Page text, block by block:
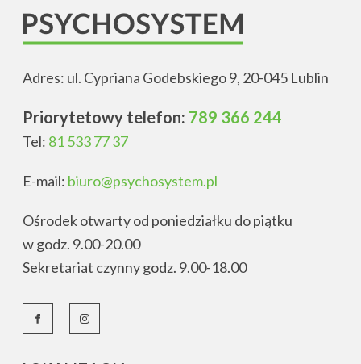
Adres: ul. Cypriana Godebskiego 9, 20-045 Lublin
Priorytetowy telefon: 789 366 244
Tel: 81 533 77 37
E-mail: biuro@psychosystem.pl
Ośrodek otwarty od poniedziałku do piątku
w godz. 9.00-20.00
Sekretariat czynny godz. 9.00-18.00